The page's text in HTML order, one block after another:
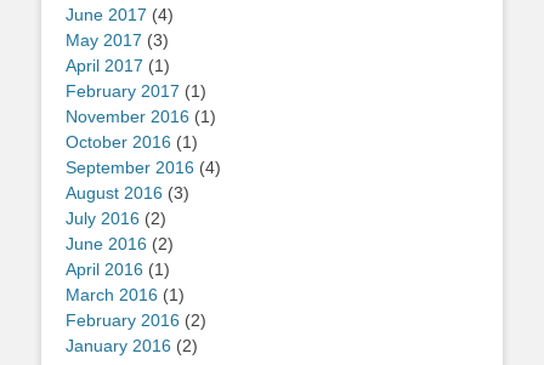
June 2017 (4)
May 2017 (3)
April 2017 (1)
February 2017 (1)
November 2016 (1)
October 2016 (1)
September 2016 (4)
August 2016 (3)
July 2016 (2)
June 2016 (2)
April 2016 (1)
March 2016 (1)
February 2016 (2)
January 2016 (2)